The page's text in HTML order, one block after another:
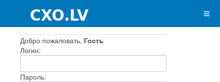
Добро пожаловать, Гость
Логин:
Пароль: